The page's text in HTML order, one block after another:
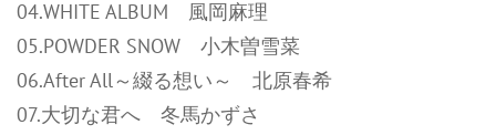
04.WHITE ALBUM 風岡麻理
05.POWDER SNOW 小木曽雪菜
06.After All～綴る想い～ 北原春希
07.大切な君へ 冬馬かずさ